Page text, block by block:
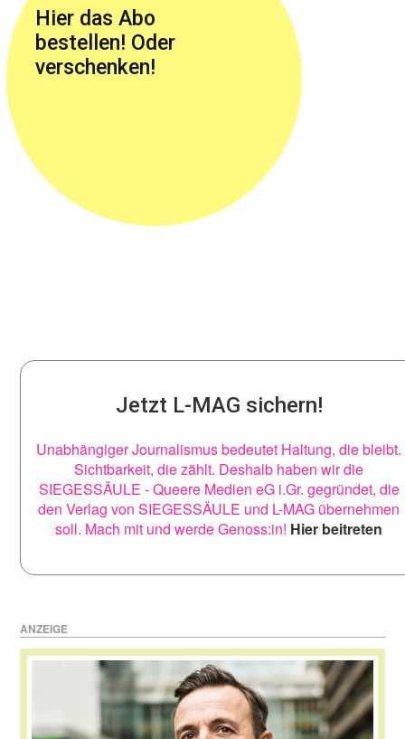
Hier das Abo
bestellen! Oder
verschenken!
Jetzt L-MAG sichern!
Unabhängiger Journalismus bedeutet Haltung, die bleibt.
Sichtbarkeit, die zählt. Deshalb haben wir die
SIEGESSÄULE - Queere Medien eG i.Gr. gegründet, die
den Verlag von SIEGESSÄULE und L-MAG übernehmen
soll. Mach mit und werde Genoss:in! Hier beitreten
ANZEIGE